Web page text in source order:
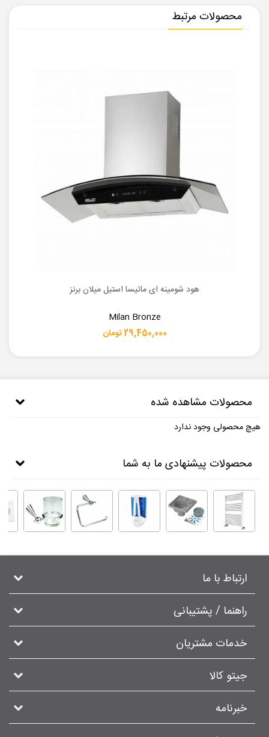
محصولات مرتبط
هود شومینه ای ماتیسا استیل میلان برنز
Milan Bronze
29,450,000 تومان
محصولات مشاهده شده
هیچ محصولی وجود ندارد
محصولات پیشنهادی ما به شما
ارتباط با ما
راهنما / پشتیبانی
خدمات مشتریان
جیتو کالا
خبرنامه